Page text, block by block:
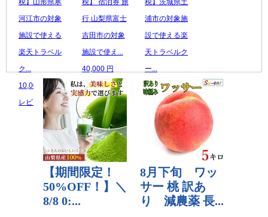
税】山形県寒
河江市の対象
施設で使える
楽天トラベル
ク...
10,000 円
レビュー数：0
税】 宿泊券 旅
行 山梨県富士
吉田市の対象
施設で使え...
40,000 円
レビュー数：0
税】茨城県土
浦市の対象施
設で使える楽
天トラベルク
ー...
20,000 円
レビュー数：5